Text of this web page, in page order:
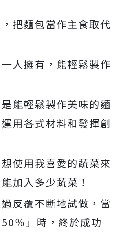
把麵包當作主食取代
人擁有，能輕鬆製作
能輕鬆製作美味的麵
用各式材料和發揮創
使用我喜愛的蔬菜來
加入多少蔬菜！
反覆不斷地試做，當
50％」時，終於成功